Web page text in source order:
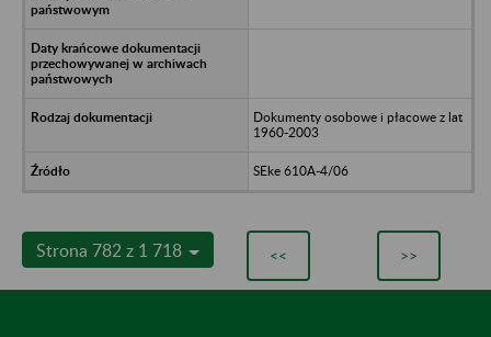
Dokumenty osobowe i płacowe z lat
1960-2003
SEke 610A-4/06
Strona 782 z 1 718 << >>